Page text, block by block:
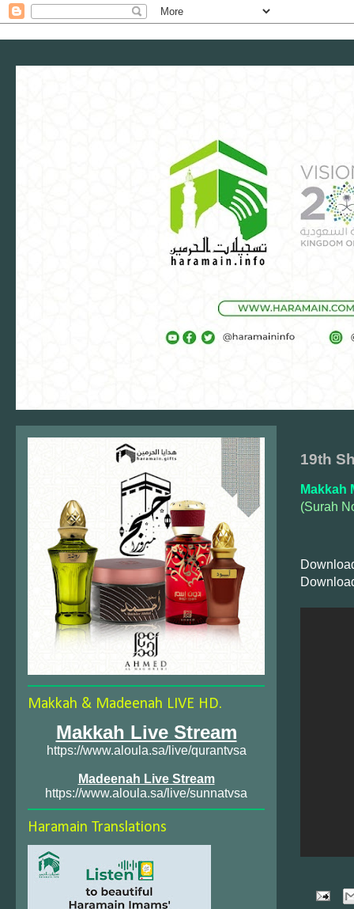
19th
Makkah
(Surah
Makkah & Madeenah LIVE HD.
Makkah Live Stream
https://www.aloula.sa/live/qurantvsa
Madeenah Live Stream
https://www.aloula.sa/live/sunnatvsa
Haramain Translations